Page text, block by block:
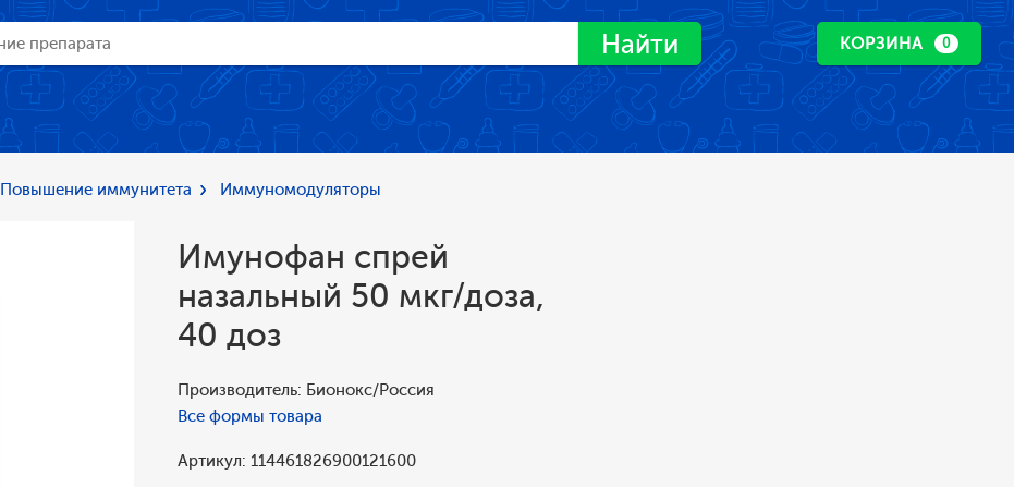
Найти КОРЗИНА 0
Повышение иммунитета Иммуномодуляторы
Имунофан спрей
назальный 50 мкг/доза,
40 доз
Производитель: Бионокс/Россия
Все формы товара
Артикул: 114461826900121600